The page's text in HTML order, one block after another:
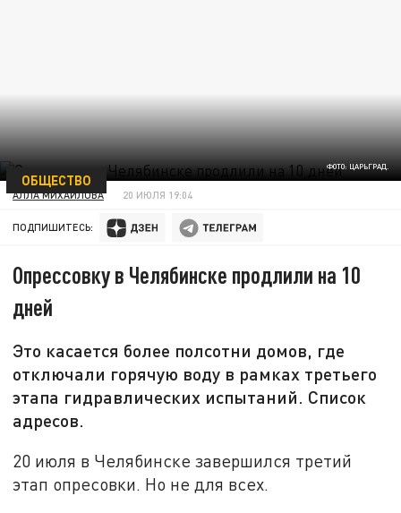
ФОТО: ЦАРЬГРАД.
ОБЩЕСТВО
АЛЛА МИХАЙЛОВА 20 ИЮЛЯ 19:04
ПОДПИШИТЕСЬ:
Опрессовку в Челябинске продлили на 10
дней
Это касается более полсотни домов, где
отключали горячую воду в рамках третьего
этапа гидравлических испытаний. Список
адресов.
20 июля в Челябинске завершился третий
этап опресовки. Но не для всех.